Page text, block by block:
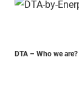
DTA – Who we are?